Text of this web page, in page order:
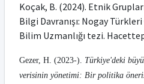
Koçak, B. (2024). Etnik
Bilgi Davranışı: Nogay Türkleri
Bilim Uzmanlığı tezi.
Gezer, H. (2023-). Türkiye'deki
verisinin yönetimi: Bir politika